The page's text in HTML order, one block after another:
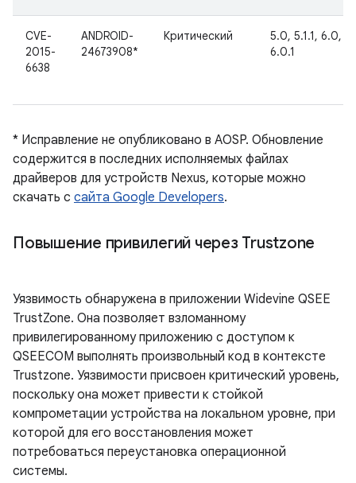
CVE-
2015-
6638
ANDROID-
24673908*
Критический
5.0, 5.1.1, 6.0,
6.0.1
* Исправление не опубликовано в AOSP. Обновление
содержится в последних исполняемых файлах
драйверов для устройств Nexus, которые можно
скачать с сайта Google Developers.
Повышение привилегий через Trustzone
Уязвимость обнаружена в приложении Widevine QSEE
TrustZone. Она позволяет взломанному
привилегированному приложению с доступом к
QSEECOM выполнять произвольный код в контексте
Trustzone. Уязвимости присвоен критический уровень,
поскольку она может привести к стойкой
компрометации устройства на локальном уровне, при
которой для его восстановления может
потребоваться переустановка операционной
системы.